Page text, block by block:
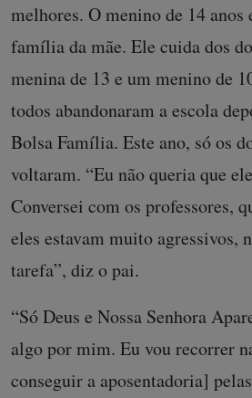
melhores. O menino de 14 anos
família da mãe. Ele cuida dos
menina de 13 e um menino de
todos abandonaram a escola
Bolsa Família. Este ano, só os
voltaram. “Eu não queria que
Conversei com os professores,
eles estavam muito agressivos,
tarefa”, diz o pai.
“Só Deus e Nossa Senhora
algo por mim. Eu vou recorrer
conseguir a aposentadoria]